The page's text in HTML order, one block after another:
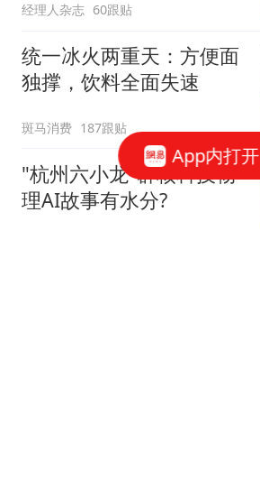
经理人杂志 60跟贴
统一冰火两重天：方便面
独撑，饮料全面失速
斑马消费 187跟贴
"杭州六小龙"群核科技物
理AI故事有水分?
App内打开